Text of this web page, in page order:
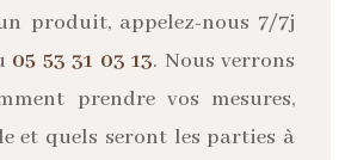
produit, appelez-nous 7/7j
05 53 31 03 13. Nous verrons
prendre vos mesures,
et quels seront les parties à